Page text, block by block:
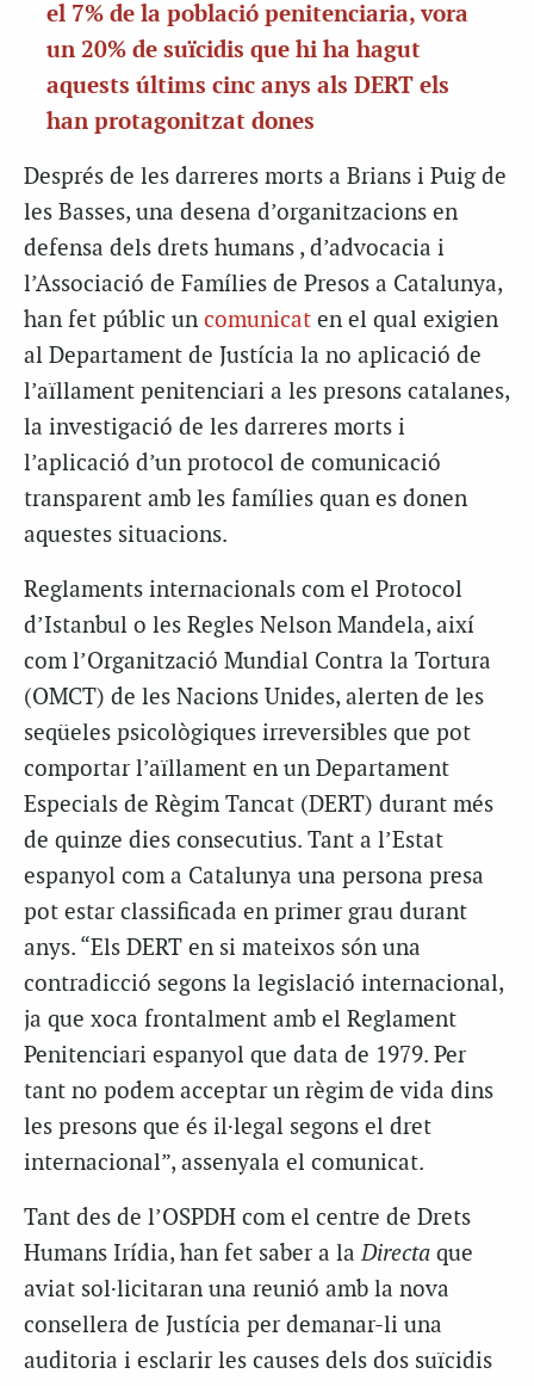
el 7% de la població penitenciaria, vora
un 20% de suïcidis que hi ha hagut
aquests últims cinc anys als DERT els
han protagonitzat dones
Després de les darreres morts a Brians i Puig de
les Basses, una desena d’organitzacions en
defensa dels drets humans , d’advocacia i
l’Associació de Famílies de Presos a Catalunya,
han fet públic un comunicat en el qual exigien
al Departament de Justícia la no aplicació de
l’aïllament penitenciari a les presons catalanes,
la investigació de les darreres morts i
l’aplicació d’un protocol de comunicació
transparent amb les famílies quan es donen
aquestes situacions.
Reglaments internacionals com el Protocol
d’Istanbul o les Regles Nelson Mandela, així
com l’Organització Mundial Contra la Tortura
(OMCT) de les Nacions Unides, alerten de les
seqüeles psicològiques irreversibles que pot
comportar l’aïllament en un Departament
Especials de Règim Tancat (DERT) durant més
de quinze dies consecutius. Tant a l’Estat
espanyol com a Catalunya una persona presa
pot estar classificada en primer grau durant
anys. “Els DERT en si mateixos són una
contradicció segons la legislació internacional,
ja que xoca frontalment amb el Reglament
Penitenciari espanyol que data de 1979. Per
tant no podem acceptar un règim de vida dins
les presons que és il·legal segons el dret
internacional”, assenyala el comunicat.
Tant des de l’OSPDH com el centre de Drets
Humans Irídia, han fet saber a laDirecta que
aviat sol·licitaran una reunió amb la nova
consellera de Justícia per demanar-li una
auditoria i esclarir les causes dels dos suïcidis